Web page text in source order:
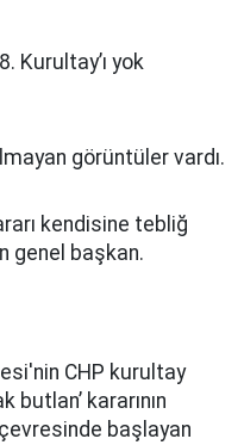
Kurultay’ı yok
görüntüler vardı.
kendisine tebliğ
genel başkan.
CHP kurultay
butlan’ kararının
başlayan